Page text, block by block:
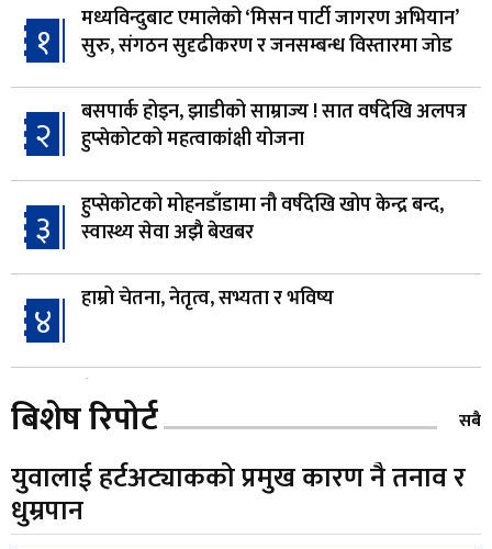
१
मध्यविन्दुबाट एमालेको ‘मिसन पार्टी जागरण अभियान’
सुरु, संगठन सुदृढीकरण र जनसम्बन्ध विस्तारमा जोड
२
बसपार्क होइन, झाडीको साम्राज्य ! सात वर्षदेखि अलपत्र
हुप्सेकोटको महत्वाकांक्षी योजना
३
हुप्सेकोटको मोहनडाँडामा नौ वर्षदेखि खोप केन्द्र बन्द,
स्वास्थ्य सेवा अझै बेखबर
४ हाम्रो चेतना, नेतृत्व, सभ्यता र भविष्य
५
गैँडाको आतंकः बगुवनमा किसानको धानबाली नष्ट,
क्षतिपूर्तिको माग
६
स्थापनाको एक दशकपछि विनयी त्रिवेणीको आफ्नै
प्रशासकीय भवनको शिलान्यास
बिशेष रिपोर्ट सबै
युवालाई हर्टअट्याकको प्रमुख कारण नै तनाव र
धुम्रपान